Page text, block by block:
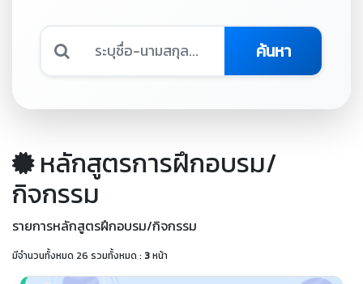
ค้นหา
หลักสูตรการฝึกอบรม/
กิจกรรม
รายการหลักสูตรฝึกอบรม/กิจกรรม
มีจำนวนทั้งหมด 26 รวมทั้งหมด : 3หน้า